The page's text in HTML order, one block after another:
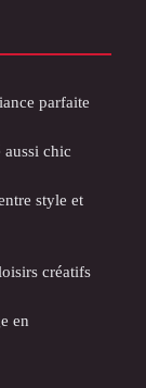
parfaite
aussi chic
style et
créatifs
en